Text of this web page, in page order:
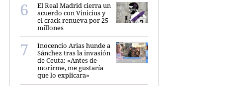
El Real Madrid cierra un
acuerdo con Vinicius y
el crack renueva por 25
millones
Inocencio Arias hunde a
Sánchez tras la invasión
de Ceuta: «Antes de
morirme, me gustaría
que lo explicara»